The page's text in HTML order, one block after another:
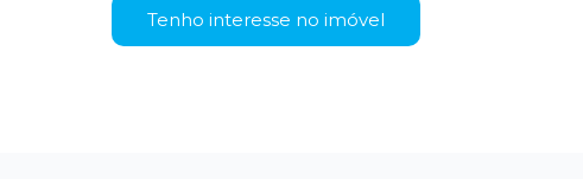
Tenho interesse no imóvel